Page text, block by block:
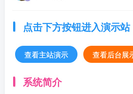
点击下方按钮进入演示站
查看主站演示 查看后台展
系统简介